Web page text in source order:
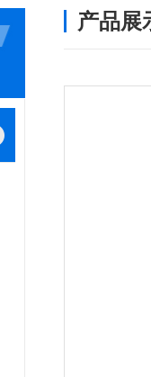
产品展